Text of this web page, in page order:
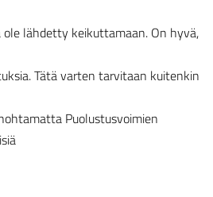
lähdetty keikuttamaan. On hyvä,
Tätä varten tarvitaan kuitenkin
Puolustusvoimien